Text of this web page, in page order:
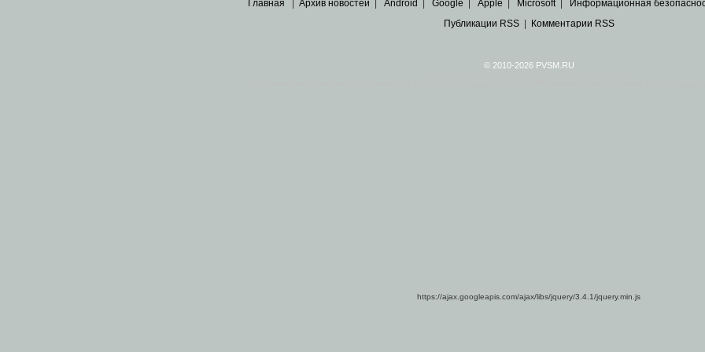
Главная Архив новостей Android Google Apple Microsoft| Информационная
Публикации RSS| Комментарии RSS
© 2010-2026 PVSM.RU
https://ajax.googleapis.com/ajax/libs/jquery/3.4.1/jquery.min.js